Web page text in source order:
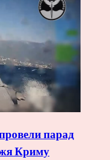
парад
Криму